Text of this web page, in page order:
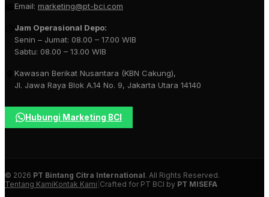
Email: marketing@pt-bci.com
Jam Operasional Depo:
Senin – Jumat: 08.00 – 17.00 WIB
Sabtu: 08.00 – 13.00 WIB
Kawasan Berikat Nusantara (KBN Cakung),
Jl. Jawa Raya Blok A.14 No. 9, Jakarta Utara 14140
Hubungi Marketing BCI
© 2026 PT Bintang Citra International. All Rights Reserved.
Tentang KamiKontak Kami Crafted for PT BCI by PT MISEFA